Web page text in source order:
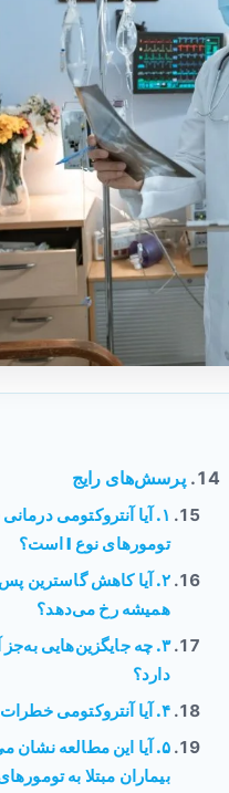
پرسش‌های رایج
۱. آیا آنتروکتومی
تومورهای نوع I است؟
۲. آیا کاهش گاسترین
همیشه رخ می‌دهد؟
۳. چه جایگزین‌هایی
دارد؟
۴. آیا آنتروکتومی خطرات خاصی دارد؟
۵. آیا این مطالعه
بیماران مبتلا به